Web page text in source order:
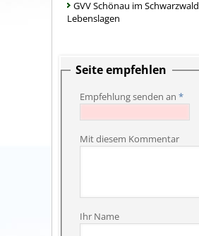
GVV Schönau im Schwarzwald
Lebenslagen
Seite empfehlen
Empfehlung senden an *
Mit diesem Kommentar
Ihr Name